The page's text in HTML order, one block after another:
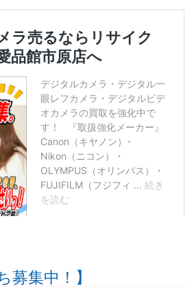
募集中！】